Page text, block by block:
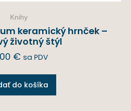
Knihy
keramický hrnček –
životný štýl
€ sa PDV
do košíka